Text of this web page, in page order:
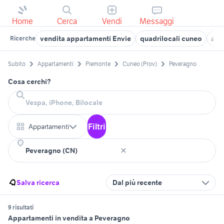
Home Cerca Vendi Messaggi
Ricerche vendita appartamenti Envie quadrilocali cuneo
Subito Appartamenti Piemonte Cuneo (Prov) Peveragno
Cosa cerchi?
Appartamenti Filtri
Salva ricerca Dal più recente
9 risultati
Appartamenti in vendita a Peveragno